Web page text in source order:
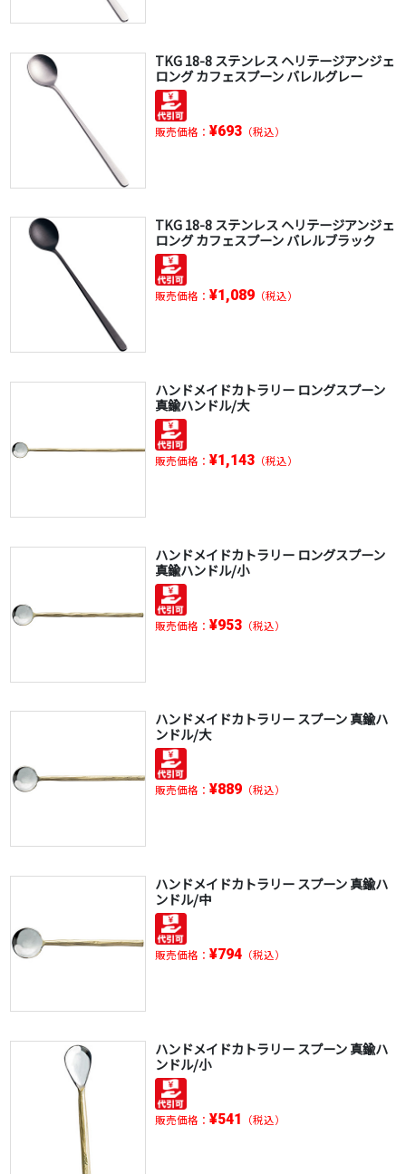
TKG 18-8 ステンレス ヘリテージアンジェ
ロング カフェスプーン バレルグレー
販売価格： ¥693（税込）
TKG 18-8 ステンレス ヘリテージアンジェ
ロング カフェスプーン バレルブラック
販売価格： ¥1,089（税込）
ハンドメイドカトラリー ロングスプーン
真鍮ハンドル/大
販売価格： ¥1,143（税込）
ハンドメイドカトラリー ロングスプーン
真鍮ハンドル/小
販売価格： ¥953（税込）
ハンドメイドカトラリー スプーン 真鍮ハ
ンドル/大
販売価格： ¥889（税込）
ハンドメイドカトラリー スプーン 真鍮ハ
ンドル/中
販売価格： ¥794（税込）
ハンドメイドカトラリー スプーン 真鍮ハ
ンドル/小
販売価格： ¥541 （税込）